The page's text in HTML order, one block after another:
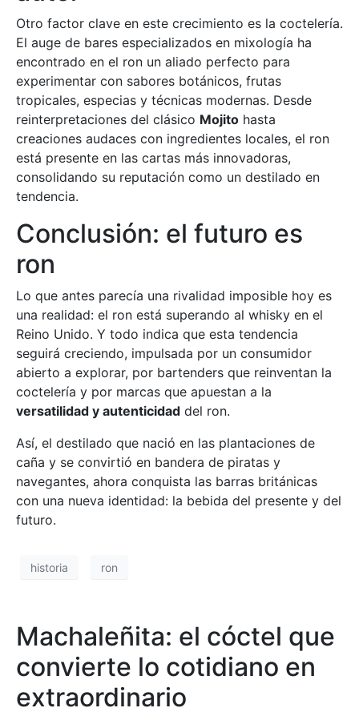
Otro factor clave en este crecimiento es la coctelería.
El auge de bares especializados en mixología ha
encontrado en el ron un aliado perfecto para
experimentar con sabores botánicos, frutas
tropicales, especias y técnicas modernas. Desde
reinterpretaciones del clásico Mojito hasta
creaciones audaces con ingredientes locales, el ron
está presente en las cartas más innovadoras,
consolidando su reputación como un destilado en
tendencia.
Conclusión: el futuro es
ron
Lo que antes parecía una rivalidad imposible hoy es
una realidad: el ron está superando al whisky en el
Reino Unido. Y todo indica que esta tendencia
seguirá creciendo, impulsada por un consumidor
abierto a explorar, por bartenders que reinventan la
coctelería y por marcas que apuestan a la
versatilidad y autenticidad del ron.
Así, el destilado que nació en las plantaciones de
caña y se convirtió en bandera de piratas y
navegantes, ahora conquista las barras británicas
con una nueva identidad: la bebida del presente y del
futuro.
historia ron
Machaleñita: el cóctel que
convierte lo cotidiano en
extraordinario